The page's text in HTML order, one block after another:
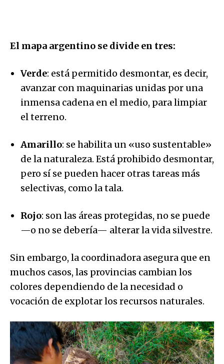
El mapa argentino se divide en tres:
Verde: está permitido desmontar, es decir,
avanzar con maquinarias unidas por una
inmensa cadena en el medio, para limpiar
el terreno.
Amarillo: se habilita un «uso sustentable»
de la naturaleza. Está prohibido desmontar,
pero sí se pueden hacer otras tareas más
selectivas, como la tala.
Rojo: son las áreas protegidas, no se puede
—o no se debería— alterar la vida silvestre.
Sin embargo, la coordinadora asegura que en
muchos casos, las provincias cambian los
colores dependiendo de la necesidad o
vocación de explotar los recursos naturales.